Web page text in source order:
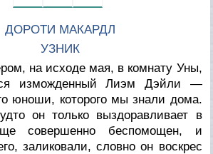
ДОРОТИ МАКАРДЛ
УЗНИК
на исходе мая, в комнату Уны,
изможденный Лиэм Дэйли —
юноши, которого мы знали дома.
он только выздоравливает в
совершенно беспомощен, и
заликовали, словно он воскрес